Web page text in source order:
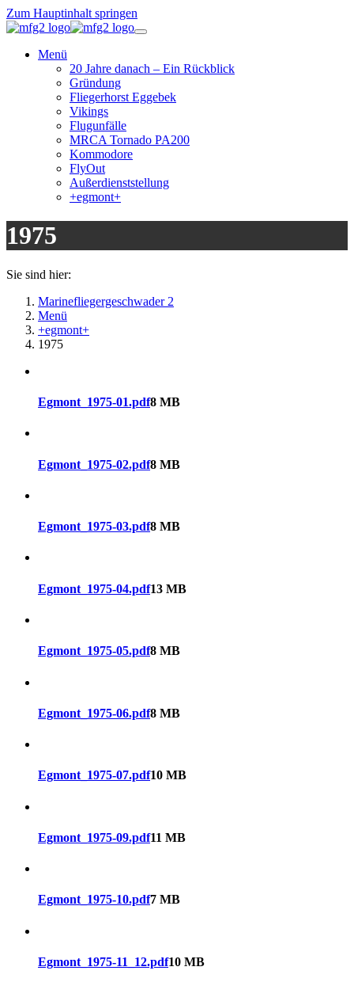
Zum Hauptinhalt springen
Menü
20 Jahre danach – Ein Rückblick
Gründung
Fliegerhorst Eggebek
Vikings
Flugunfälle
MRCA Tornado PA200
Kommodore
FlyOut
Außerdienststellung
+egmont+
1975
Sie sind hier:
Marinefliegergeschwader 2
Menü
+egmont+
1975
Egmont_1975-01.pdf8 MB
Egmont_1975-02.pdf8 MB
Egmont_1975-03.pdf8 MB
Egmont_1975-04.pdf13 MB
Egmont_1975-05.pdf8 MB
Egmont_1975-06.pdf8 MB
Egmont_1975-07.pdf10 MB
Egmont_1975-09.pdf11 MB
Egmont_1975-10.pdf7 MB
Egmont_1975-11_12.pdf10 MB